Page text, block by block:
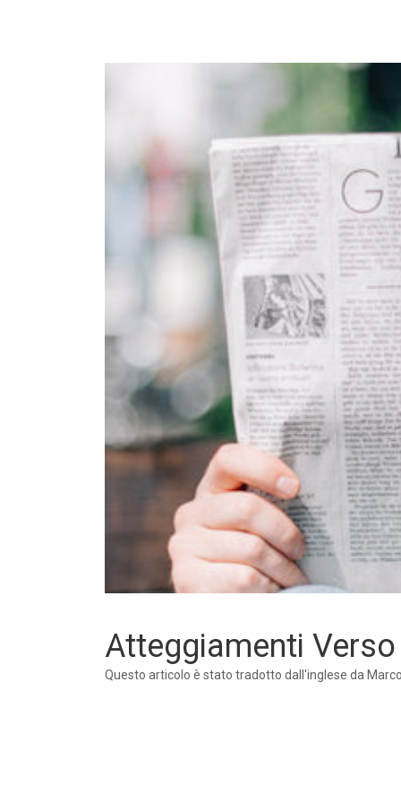
Atteggiamenti
Questo articolo è stato tradotto dall'inglese da